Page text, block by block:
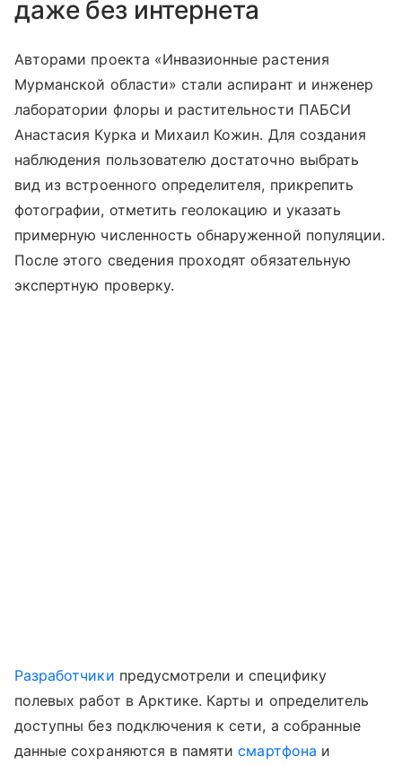
даже без интернета
Авторами проекта «Инвазионные растения
Мурманской области» стали аспирант и инженер
лаборатории флоры и растительности ПАБСИ
Анастасия Курка и Михаил Кожин. Для создания
наблюдения пользователю достаточно выбрать
вид из встроенного определителя, прикрепить
фотографии, отметить геолокацию и указать
примерную численность обнаруженной популяции.
После этого сведения проходят обязательную
экспертную проверку.
Разработчики предусмотрели и специфику
полевых работ в Арктике. Карты и определитель
доступны без подключения к сети, а собранные
данные сохраняются в памятисмартфона и